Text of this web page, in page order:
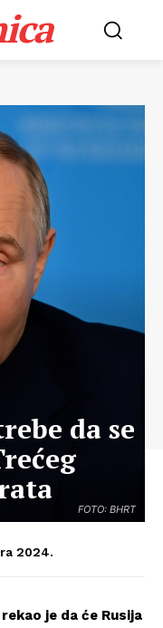
FOTO: BHRT
da se
2024.
je da će Rusija